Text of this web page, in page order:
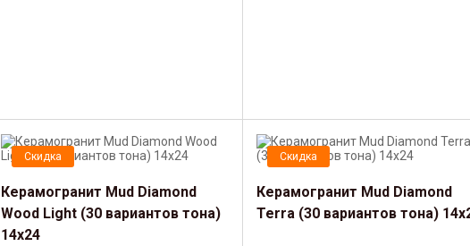
Скидка
Керамогранит Mud Diamond
Wood Light (30 вариантов тона)
14х24
Скидка
Керамогранит Mud Diamond
Terra (30 вариантов тона)